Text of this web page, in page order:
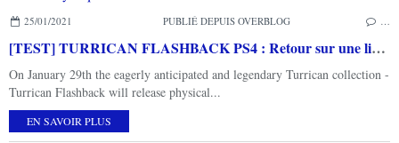
25/01/2021 PUBLIÉ DEPUIS OVERBLOG
[TEST] TURRICAN FLASHBACK PS4 : Retour sur une licence mythique
On January 29th the eagerly anticipated and legendary Turrican collection -
Turrican Flashback will release physical...
EN SAVOIR PLUS